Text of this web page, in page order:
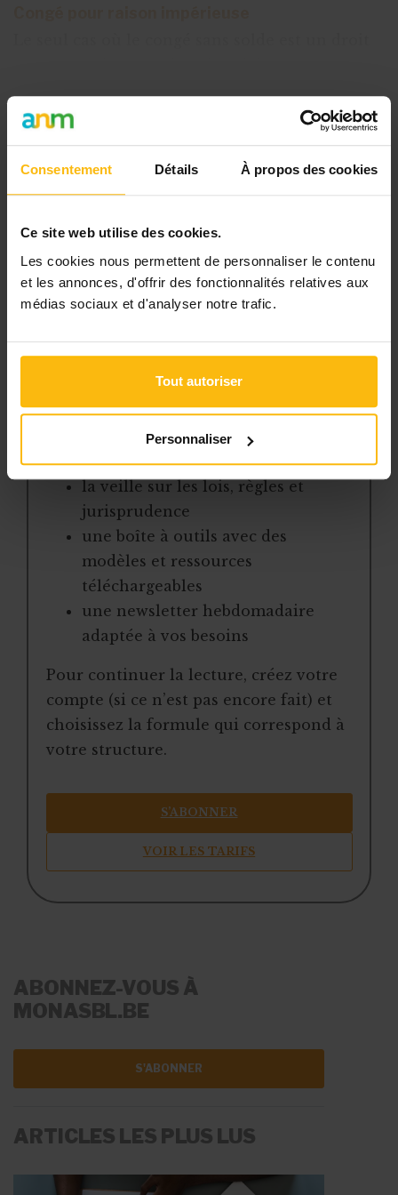
Consentement Détails À propos des cookies
Ce site web utilise des cookies.
Les cookies nous permettent de personnaliser le contenu
et les annonces, d'offrir des fonctionnalités relatives aux
médias sociaux et d'analyser notre trafic.
Tout autoriser
Personnaliser
Cet article est réservé aux
abonnés
un accès complet à des ressources
pratiques et à une expertise actualisée
pour gérer efficacement votre ASBL.
bénéficiez de :
l’accès libre à l’ensemble des
contenus du site
des articles, dossiers et conseils
pratiques régulièrement mis à jour
la veille sur les lois, règles et
jurisprudence
une boîte à outils avec des
modèles et ressources
téléchargeables
une newsletter hebdomadaire
adaptée à vos besoins
Pour continuer la lecture, créez votre
compte (si ce n’est pas encore fait) et
choisissez la formule qui correspond à
votre structure.
S’ABONNER
VOIR LES TARIFS
ABONNEZ-VOUS À
MONASBL.BE
S'ABONNER
ARTICLES LES PLUS LUS